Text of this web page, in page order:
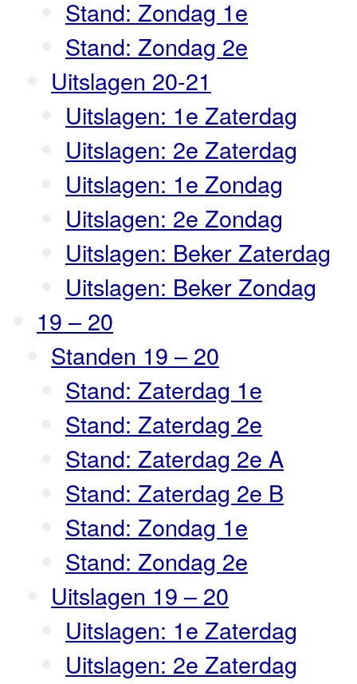
Stand: Zondag 1e
Stand: Zondag 2e
Uitslagen 20-21
Uitslagen: 1e Zaterdag
Uitslagen: 2e Zaterdag
Uitslagen: 1e Zondag
Uitslagen: 2e Zondag
Uitslagen: Beker Zaterdag
Uitslagen: Beker Zondag
19 – 20
Standen 19 – 20
Stand: Zaterdag 1e
Stand: Zaterdag 2e
Stand: Zaterdag 2e A
Stand: Zaterdag 2e B
Stand: Zondag 1e
Stand: Zondag 2e
Uitslagen 19 – 20
Uitslagen: 1e Zaterdag
Uitslagen: 2e Zaterdag